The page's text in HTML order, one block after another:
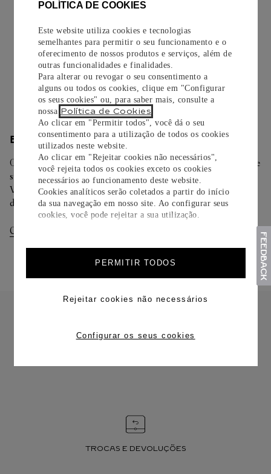
POLÍTICA DE COOKIES
Este website utiliza cookies e tecnologias
semelhantes para permitir o seu funcionamento e o
oferecimento de nossos produtos e serviços, além de
outras funcionalidades e finalidades.
Para alterar ou revogar o seu consentimento a
alguns ou todos os cookies, clique em "Configurar
os seus cookies" ou, para saber mais, consulte a
nossa Política de Cookies
Ao clicar em "Permitir todos", você dá o seu
consentimento para a utilização de todos os cookies
utilizados neste website.
Ao clicar em "Rejeitar cookies não necessários",
você rejeita todos os cookies exceto os cookies
necessários ao funcionamento deste website.
Cookies analíticos serão coletados a partir do início
da sua navegação em nosso site. Ao configurar seus
cookies, você pode rejeitar a sua utilização.
PERMITIR TODOS
Rejeitar cookies não necessários
Configurar os seus cookies
EMBALAGEM PARA PRESENTE
Todos os pedidos de nossa e-Boutique Cartier são
cuidadosamente embrulhados para presente e oferecem a
opção de adicionar um cartão personalizado.
Saiba mais
ENTREGA/DEVOLUÇÃO
Oferecemos diferentes opções de entrega. Selecione o envio de
sua preferência na finalização de seu pedido.
Você pode trocar ou devolver sua criação Cartier em até 30
dias.
Consultar Entregas
TROCAS E DEVOLUÇÕES